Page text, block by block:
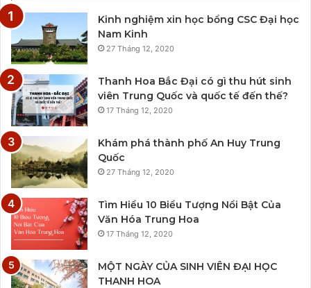
Kinh nghiệm xin học bổng CSC Đại học
Nam Kinh
27 Tháng 12, 2020
Thanh Hoa Bắc Đại có gì thu hút sinh
viên Trung Quốc và quốc tế đến thế?
17 Tháng 12, 2020
Khám phá thành phố An Huy Trung
Quốc
27 Tháng 12, 2020
Tìm Hiểu 10 Biểu Tượng Nổi Bật Của
Văn Hóa Trung Hoa
17 Tháng 12, 2020
MỘT NGÀY CỦA SINH VIÊN ĐẠI HỌC
THANH HOA